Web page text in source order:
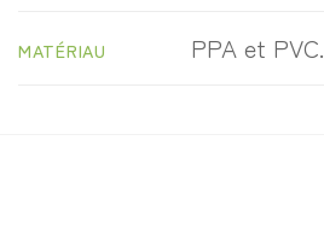
MATÉRIAU PPA et PVC.